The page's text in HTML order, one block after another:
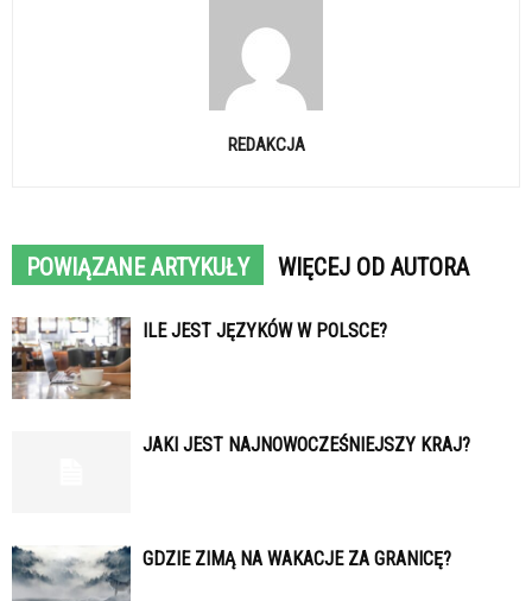
REDAKCJA
POWIĄZANE ARTYKUŁY WIĘCEJ OD AUTORA
ILE JEST JĘZYKÓW W POLSCE?
JAKI JEST NAJNOWOCZEŚNIEJSZY KRAJ?
GDZIE ZIMĄ NA WAKACJE ZA GRANICĘ?